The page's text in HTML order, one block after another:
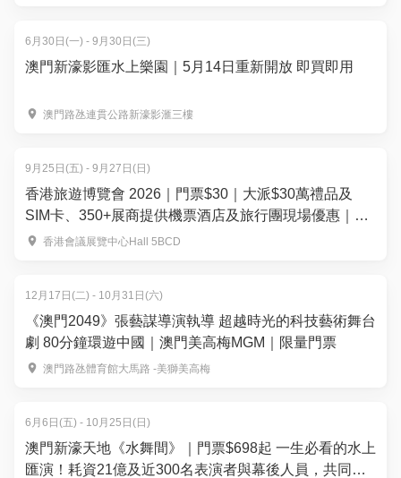
6月30日(一) - 9月30日(三)
澳門新濠影匯水上樂園｜5月14日重新開放 即買即用
澳門路氹連貫公路新濠影滙三樓
9月25日(五) - 9月27日(日)
香港旅遊博覽會 2026｜門票$30｜大派$30萬禮品及
SIM卡、350+展商提供機票酒店及旅行團現場優惠｜
9.25-27 灣仔會展
香港會議展覽中心Hall 5BCD
12月17日(二) - 10月31日(六)
《澳門2049》張藝謀導演執導 超越時光的科技藝術舞台
劇 80分鐘環遊中國｜澳門美高梅MGM｜限量門票
澳門路氹體育館大馬路 -美獅美高梅
6月6日(五) - 10月25日(日)
澳門新濠天地《水舞間》｜門票$698起 一生必看的水上
匯演！耗資21億及近300名表演者與幕後人員，共同打